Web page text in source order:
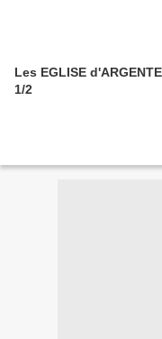
Les EGLISE d'ARGENTEUIL. ACCESS
1/2